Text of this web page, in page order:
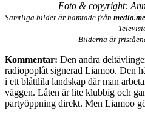
Foto & copyright:
Samtliga bilder är hämtade från
Bilderna är
Kommentar: Den andra
radiopoplåt signerad Liamoo. Den
i ett blåttlila landskap där man
väggen. Låten är lite klubbig och
partyöppning direkt. Men Liamoo